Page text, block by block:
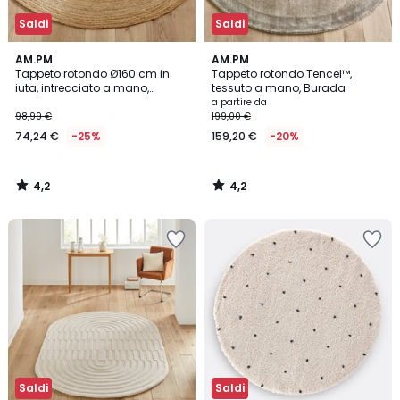
Saldi
AM.PM
Tappeto rotondo Ø160 cm in
iuta, intrecciato a mano,
98,99 €
74,24 € -25%
4,2
/ 5
4,2
/
Saldi
AM.PM
Tappeto rotondo Tencel™,
tessuto a mano, Burada
a partire da
199,00 €
159,20 € -20%
4,2
/ 5
4,2
/
Saldi Saldi